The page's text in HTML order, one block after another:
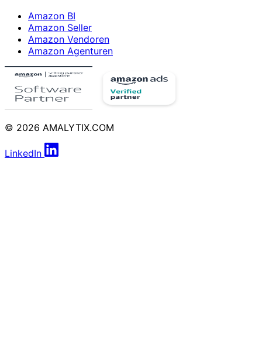
Amazon BI
Amazon Seller
Amazon Vendoren
Amazon Agenturen
© 2026 AMALYTIX.COM
LinkedIn